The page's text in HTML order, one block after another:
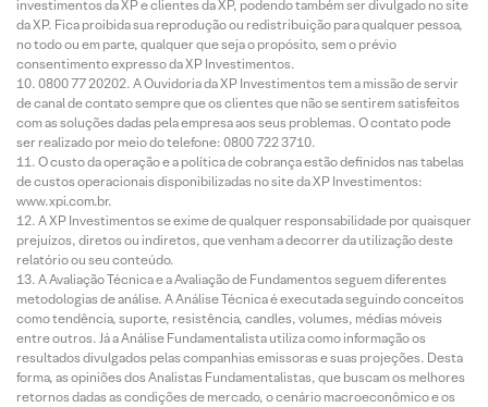
investimentos da XP e clientes da XP, podendo também ser divulgado no site
da XP. Fica proibida sua reprodução ou redistribuição para qualquer pessoa,
no todo ou em parte, qualquer que seja o propósito, sem o prévio
consentimento expresso da XP Investimentos.
0800 77 20202. A Ouvidoria da XP Investimentos tem a missão de servir
de canal de contato sempre que os clientes que não se sentirem satisfeitos
com as soluções dadas pela empresa aos seus problemas. O contato pode
ser realizado por meio do telefone: 0800 722 3710.
O custo da operação e a política de cobrança estão definidos nas tabelas
de custos operacionais disponibilizadas no site da XP Investimentos:
www.xpi.com.br.
A XP Investimentos se exime de qualquer responsabilidade por quaisquer
prejuízos, diretos ou indiretos, que venham a decorrer da utilização deste
relatório ou seu conteúdo.
A Avaliação Técnica e a Avaliação de Fundamentos seguem diferentes
metodologias de análise. A Análise Técnica é executada seguindo conceitos
como tendência, suporte, resistência, candles, volumes, médias móveis
entre outros. Já a Análise Fundamentalista utiliza como informação os
resultados divulgados pelas companhias emissoras e suas projeções. Desta
forma, as opiniões dos Analistas Fundamentalistas, que buscam os melhores
retornos dadas as condições de mercado, o cenário macroeconômico e os